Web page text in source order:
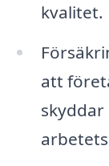
kvalitet.
att